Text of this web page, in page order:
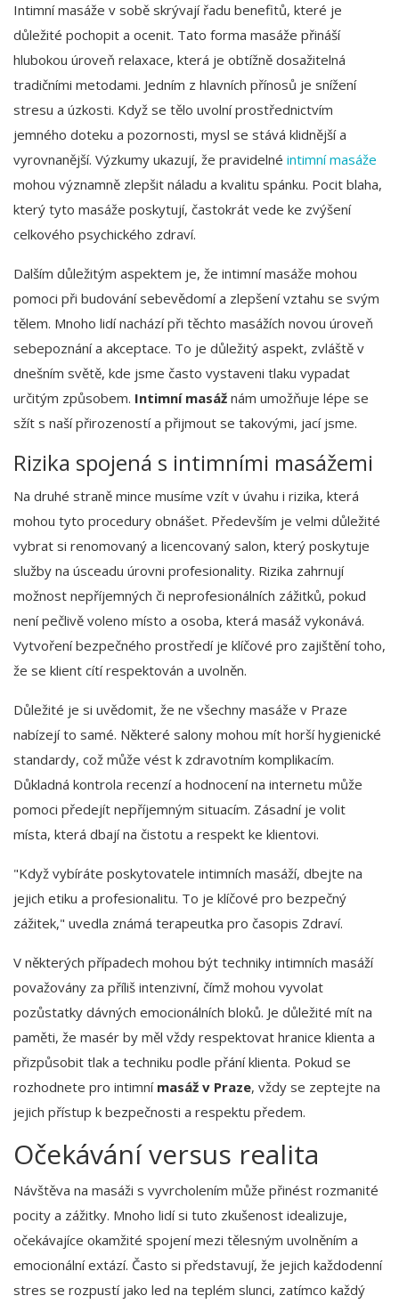
Intimní masáže v sobě skrývají řadu benefitů, které je
důležité pochopit a ocenit. Tato forma masáže přináší
hlubokou úroveň relaxace, která je obtížně dosažitelná
tradičními metodami. Jedním z hlavních přínosů je snížení
stresu a úzkosti. Když se tělo uvolní prostřednictvím
jemného doteku a pozornosti, mysl se stává klidnější a
vyrovnanější. Výzkumy ukazují, že pravidelné intimní masáže
mohou významně zlepšit náladu a kvalitu spánku. Pocit blaha,
který tyto masáže poskytují, častokrát vede ke zvýšení
celkového psychického zdraví.
Dalším důležitým aspektem je, že intimní masáže mohou
pomoci při budování sebevědomí a zlepšení vztahu se svým
tělem. Mnoho lidí nachází při těchto masážích novou úroveň
sebepoznání a akceptace. To je důležitý aspekt, zvláště v
dnešním světě, kde jsme často vystaveni tlaku vypadat
určitým způsobem. Intimní masáž nám umožňuje lépe se
sžít s naší přirozeností a přijmout se takovými, jací jsme.
Rizika spojená s intimními masážemi
Na druhé straně mince musíme vzít v úvahu i rizika, která
mohou tyto procedury obnášet. Především je velmi důležité
vybrat si renomovaný a licencovaný salon, který poskytuje
služby na úsceadu úrovni profesionality. Rizika zahrnují
možnost nepříjemných či neprofesionálních zážitků, pokud
není pečlivě voleno místo a osoba, která masáž vykonává.
Vytvoření bezpečného prostředí je klíčové pro zajištění toho,
že se klient cítí respektován a uvolněn.
Důležité je si uvědomit, že ne všechny masáže v Praze
nabízejí to samé. Některé salony mohou mít horší hygienické
standardy, což může vést k zdravotním komplikacím.
Důkladná kontrola recenzí a hodnocení na internetu může
pomoci předejít nepříjemným situacím. Zásadní je volit
místa, která dbají na čistotu a respekt ke klientovi.
"Když vybíráte poskytovatele intimních masáží, dbejte na
jejich etiku a profesionalitu. To je klíčové pro bezpečný
zážitek," uvedla známá terapeutka pro časopis Zdraví.
V některých případech mohou být techniky intimních masáží
považovány za příliš intenzivní, čímž mohou vyvolat
pozůstatky dávných emocionálních bloků. Je důležité mít na
paměti, že masér by měl vždy respektovat hranice klienta a
přizpůsobit tlak a techniku podle přání klienta. Pokud se
rozhodnete pro intimní masáž v Praze, vždy se zeptejte na
jejich přístup k bezpečnosti a respektu předem.
Očekávání versus realita
Návštěva na masáži s vyvrcholením může přinést rozmanité
pocity a zážitky. Mnoho lidí si tuto zkušenost idealizuje,
očekávajíce okamžité spojení mezi tělesným uvolněním a
emocionální extází. Často si představují, že jejich každodenní
stres se rozpustí jako led na teplém slunci, zatímco každý